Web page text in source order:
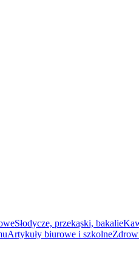
Słodycze, przekąski, bakalie
Artykuły biurowe i szkolne